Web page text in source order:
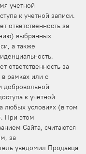
учетной
к учетной записи.
ответственность за
выбранных
а также
ответственность за
в рамках или с
добровольной
к учетной
любых условиях (в том
При этом
Сайта, считаются
за
уведомил Продавца